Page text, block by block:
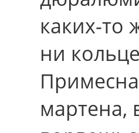
каких-то
ни
мартена,